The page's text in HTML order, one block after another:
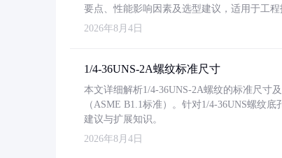
要点、性能影响因素及选型建议，适用于工程
2026年8月4日
1/4-36UNS-2A螺纹标准尺寸
本文详细解析1/4-36UNS-2A螺纹的标准尺寸
（ASME B1.1标准）。针对1/4-36UNS螺纹
建议与扩展知识。
2026年8月4日